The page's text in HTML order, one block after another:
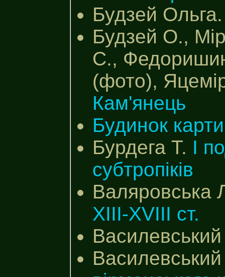
Будзей
Будзей О.,
С.,
(фото),
Кам'янець
Будинок
Бурдега Т. І
субтропіків
Валяровська
ХІІІ-XVIII ст.